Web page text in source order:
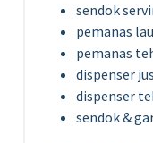
sendok
pemanas
pemanas
dispenser jus
dispenser
sendok &